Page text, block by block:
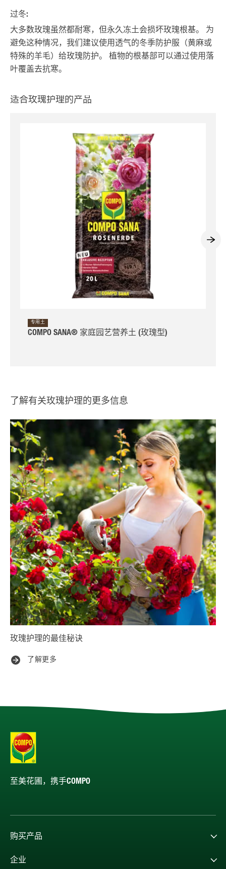
过冬:
大多数玫瑰虽然都耐寒，但永久冻土会损坏玫瑰根基。 为
避免这种情况，我们建议使用透气的冬季防护服（黄麻或
特殊的羊毛）给玫瑰防护。 植物的根基部可以通过使用落
叶覆盖去抗寒。
适合玫瑰护理的产品
专用土
COMPO SANA® 家庭园艺营养土 (玫瑰型)
了解有关玫瑰护理的更多信息
玫瑰护理的最佳秘诀
了解更多
至美花圃，携手COMPO
购买产品
企业